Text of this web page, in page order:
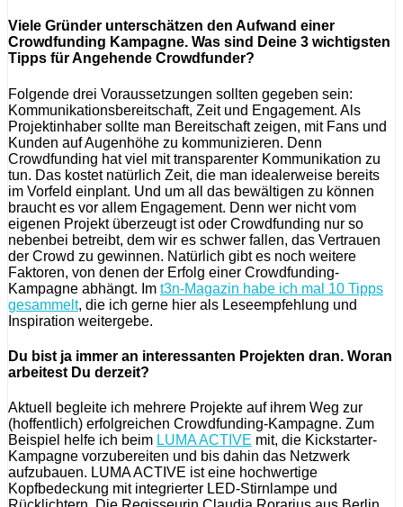
Viele Gründer unterschätzen den Aufwand einer
Crowdfunding Kampagne. Was sind Deine 3 wichtigsten
Tipps für Angehende Crowdfunder?
Folgende drei Voraussetzungen sollten gegeben sein:
Kommunikationsbereitschaft, Zeit und Engagement. Als
Projektinhaber sollte man Bereitschaft zeigen, mit Fans und
Kunden auf Augenhöhe zu kommunizieren. Denn
Crowdfunding hat viel mit transparenter Kommunikation zu
tun. Das kostet natürlich Zeit, die man idealerweise bereits
im Vorfeld einplant. Und um all das bewältigen zu können
braucht es vor allem Engagement. Denn wer nicht vom
eigenen Projekt überzeugt ist oder Crowdfunding nur so
nebenbei betreibt, dem wir es schwer fallen, das Vertrauen
der Crowd zu gewinnen. Natürlich gibt es noch weitere
Faktoren, von denen der Erfolg einer Crowdfunding-
Kampagne abhängt. Im t3n-Magazin habe ich mal 10 Tipps
gesammelt, die ich gerne hier als Leseempfehlung und
Inspiration weitergebe.
Du bist ja immer an interessanten Projekten dran. Woran
arbeitest Du derzeit?
Aktuell begleite ich mehrere Projekte auf ihrem Weg zur
(hoffentlich) erfolgreichen Crowdfunding-Kampagne. Zum
Beispiel helfe ich beim LUMA ACTIVE mit, die Kickstarter-
Kampagne vorzubereiten und bis dahin das Netzwerk
aufzubauen. LUMA ACTIVE ist eine hochwertige
Kopfbedeckung mit integrierter LED-Stirnlampe und